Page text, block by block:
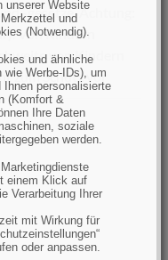
unserer Website
und
(Notwendig).
und ähnliche
Werbe-IDs), um
personalisierte
(Komfort &
Ihre Daten
soziale
werden.
einem Klick auf
Verarbeitung Ihrer
mit Wirkung für
oder anpassen.
-gesetze. Achtung:
Von Kindern
von Kindern
zum Schutz vor
Das Produkt ist
oder
ist nicht als